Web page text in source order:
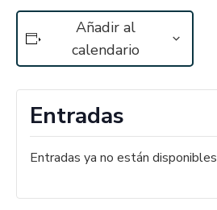
Añadir al
calendario
Entradas
Entradas ya no están disponibles